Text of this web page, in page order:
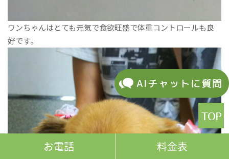
ワンちゃんはとても元気で食欲旺盛で体重コントロールも良
好です。
お電話 料金表